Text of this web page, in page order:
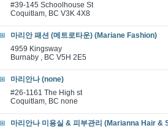
#39-145 Schoolhouse St
Coquitlam, BC V3K 4X8
마리안 패션 (메트로타운) (Mariane Fashion)
4959 Kingsway
Burnaby , BC V5H 2E5
마리안나 (none)
#26-1161 The High st
Coquitlam, BC none
마리안나 미용실 & 피부관리 (Marianna Hair &